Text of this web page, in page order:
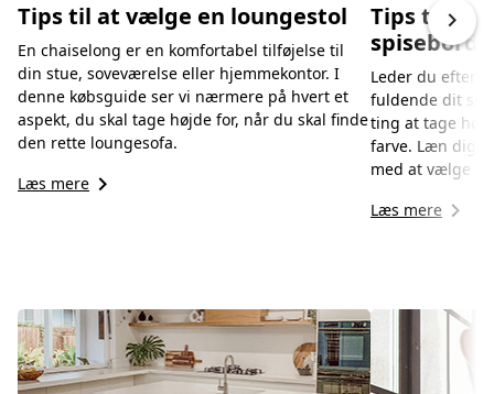
Tips til at vælge en loungestol
En chaiselong er en komfortabel tilføjelse til
din stue, soveværelse eller hjemmekontor. I
denne købsguide ser vi nærmere på hvert et
aspekt, du skal tage højde for, når du skal finde
den rette loungesofa.
Læs mere keyboard_arrow_right
Tips til at
Leder du efter
fuldende dit
ting at tage
farve. Læn dig
med at vælge
Læs mere keyboard_arrow_right
keyboard_arrow_right